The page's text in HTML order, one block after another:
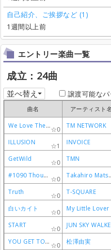
自己紹介、ご挨拶など (1)
1週間以上前
エントリー楽曲一覧
成立：24曲
並べ替え 譲渡可能な
曲名 アーティスト名
We Love The Earth
0 TM NETWORK
ILLUSION
1 INVOICE
GetWild
0 TMN
#1090 Thousand Dreams
0
Truth
0 T-SQUARE
白いカイト
0 My Little Lover
START
0
YOU GET TO BURNING
0 松澤由実
曲名 アーティスト名
We Love The Earth
0 TM NETWORK
ILLUSION
1 INVOICE
GetWild
0 TMN
#1090 Thousand Dreams
0
Truth
0 T-SQUARE
白いカイト
0 My Little Lover
START
0
YOU GET TO BURNING
0 松澤由実
曲名 アーティスト名
We Love The Earth
0 TM NETWORK
ILLUSION
1 INVOICE
GetWild
0 TMN
#1090 Thousand Dreams
0
Truth
0 T-SQUARE
白いカイト
0 My Little Lover
START
0
YOU GET TO BURNING
0 松澤由実
曲名 アーティスト名
We Love The Earth
0 TM NETWORK
ILLUSION
1 INVOICE
GetWild
0 TMN
#1090 Thousand Dreams
0
Truth
0 T-SQUARE
白いカイト
0 My Little Lover
START
0
YOU GET TO BURNING
0 松澤由実